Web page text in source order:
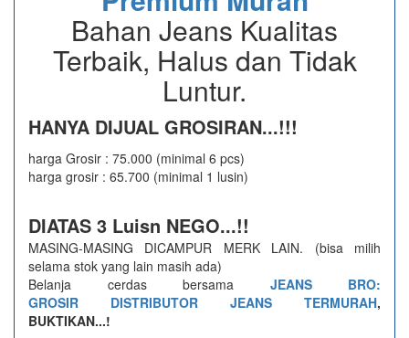
Bahan Jeans Kualitas
Terbaik, Halus dan Tidak
Luntur.
HANYA DIJUAL GROSIRAN...!!!
harga Grosir : 75.000 (minimal 6 pcs)
harga grosir : 65.700 (minimal 1 lusin)
DIATAS 3 Luisn NEGO...!!
MASING-MASING DICAMPUR MERK LAIN. (bisa milih
selama stok yang lain masih ada)
Belanja cerdas bersama JEANS BRO:
GROSIR
DISTRIBUTOR JEANS TERMURAH,
BUKTIKAN...!